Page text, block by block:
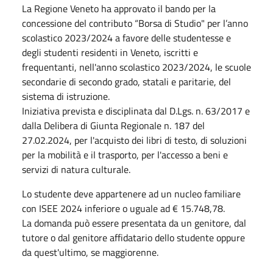
La Regione Veneto ha approvato il bando per la
concessione del contributo “Borsa di Studio" per l’anno
scolastico 2023/2024 a favore delle studentesse e
degli studenti residenti in Veneto, iscritti e
frequentanti, nell'anno scolastico 2023/2024, le scuole
secondarie di secondo grado, statali e paritarie, del
sistema di istruzione.
Iniziativa prevista e disciplinata dal D.Lgs. n. 63/2017 e
dalla Delibera di Giunta Regionale n. 187 del
27.02.2024, per l'acquisto dei libri di testo, di soluzioni
per la mobilità e il trasporto, per l'accesso a beni e
servizi di natura culturale.
Lo studente deve appartenere ad un nucleo familiare
con ISEE 2024 inferiore o uguale ad € 15.748,78.
La domanda può essere presentata da un genitore, dal
tutore o dal genitore affidatario dello studente oppure
da quest'ultimo, se maggiorenne.